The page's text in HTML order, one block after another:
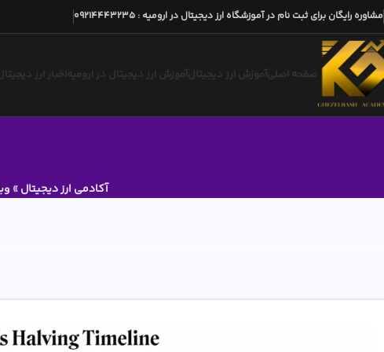
مشاوره رایگان برای ثبت نام در آموزشگاه ارز دیجیتال در ارومیه :
09214443235
صفحه اصلیآموزش ارز دیجیتالآموزش ارز دیجیتال در ارومیه اخبار ارز
آکادمی ارز دیجیتال»